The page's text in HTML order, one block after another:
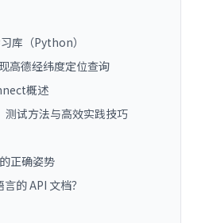
库（Python）
高德经纬度定位查询
概述
测试方法与高效实践技巧
正确姿势
的 API 文档？